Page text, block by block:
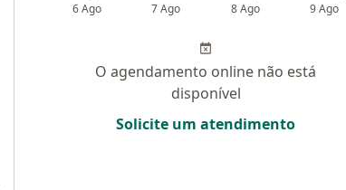
6 Ago 7 Ago 8 Ago 9 Ago
O agendamento online não está
disponível
Solicite um atendimento